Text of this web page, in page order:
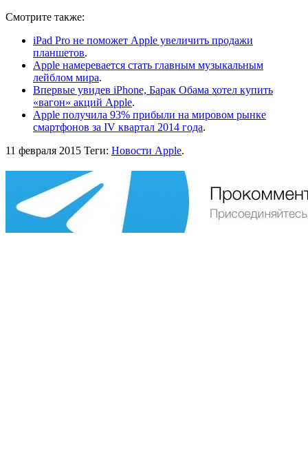
Смотрите также:
iPad Pro не поможет Apple увеличить продажи
планшетов.
Apple намеревается стать главным музыкальным
лейблом мира.
Впервые увидев iPhone, Барак Обама хотел купить
«вагон» акций Apple.
Apple получила 93% прибыли на мировом рынке
смартфонов за IV квартал 2014 года.
11 февраля 2015 Теги: Новости Apple.